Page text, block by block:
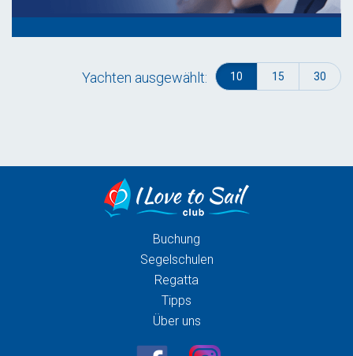
Yachten ausgewählt: 10 15 30
Buchung
Segelschulen
Regatta
Tipps
Über uns